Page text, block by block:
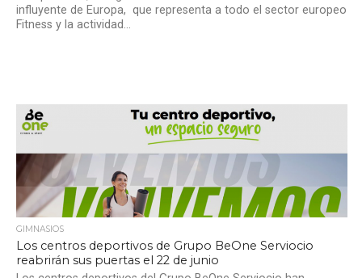
influyente de Europa, que representa a todo el sector europeo
Fitness y la actividad...
GIMNASIOS
Los centros deportivos de Grupo BeOne Serviocio
reabrirán sus puertas el 22 de junio